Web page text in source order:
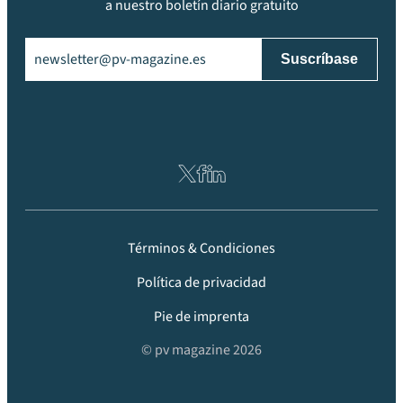
a nuestro boletín diario gratuito
Términos & Condiciones
Política de privacidad
Pie de imprenta
© pv magazine 2026